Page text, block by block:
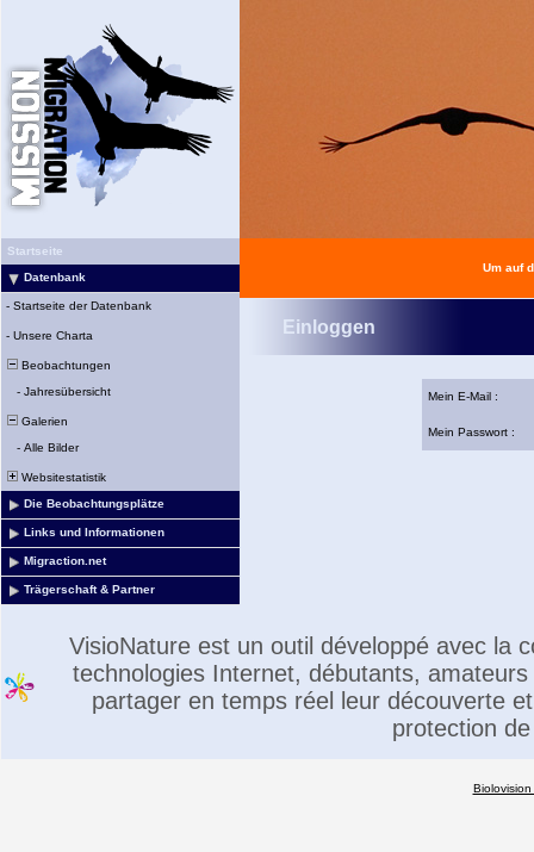
Startseite
Datenbank
- Startseite der Datenbank
- Unsere Charta
Beobachtungen
- Jahresübersicht
Galerien
- Alle Bilder
Websitestatistik
Die Beobachtungsplätze
Links und Informationen
Migraction.net
Trägerschaft & Partner
Um auf
Einloggen
Mein E-Mail :
Mein Passwort :
VisioNature est un outil développé avec la
technologies Internet, débutants,
partager en temps réel leur découverte
protection
Biolovision